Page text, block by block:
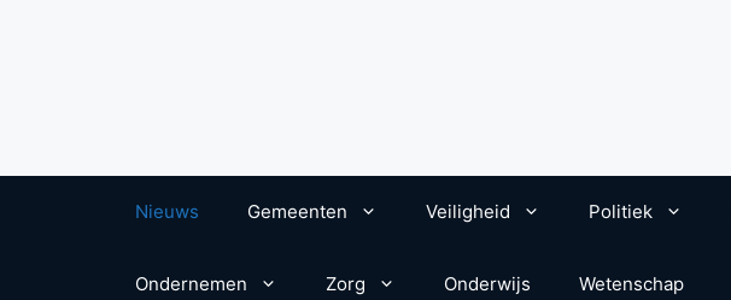
Nieuws Gemeenten Veiligheid Politiek
Ondernemen Zorg Onderwijs Wetenschap